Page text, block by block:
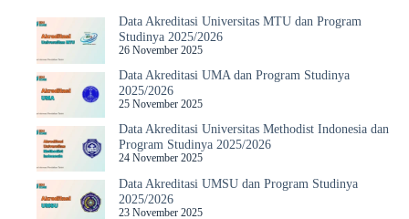
Data Akreditasi Universitas MTU dan Program
Studinya 2025/2026
26 November 2025
Data Akreditasi UMA dan Program Studinya
2025/2026
25 November 2025
Data Akreditasi Universitas Methodist Indonesia dan
Program Studinya 2025/2026
24 November 2025
Data Akreditasi UMSU dan Program Studinya
2025/2026
23 November 2025